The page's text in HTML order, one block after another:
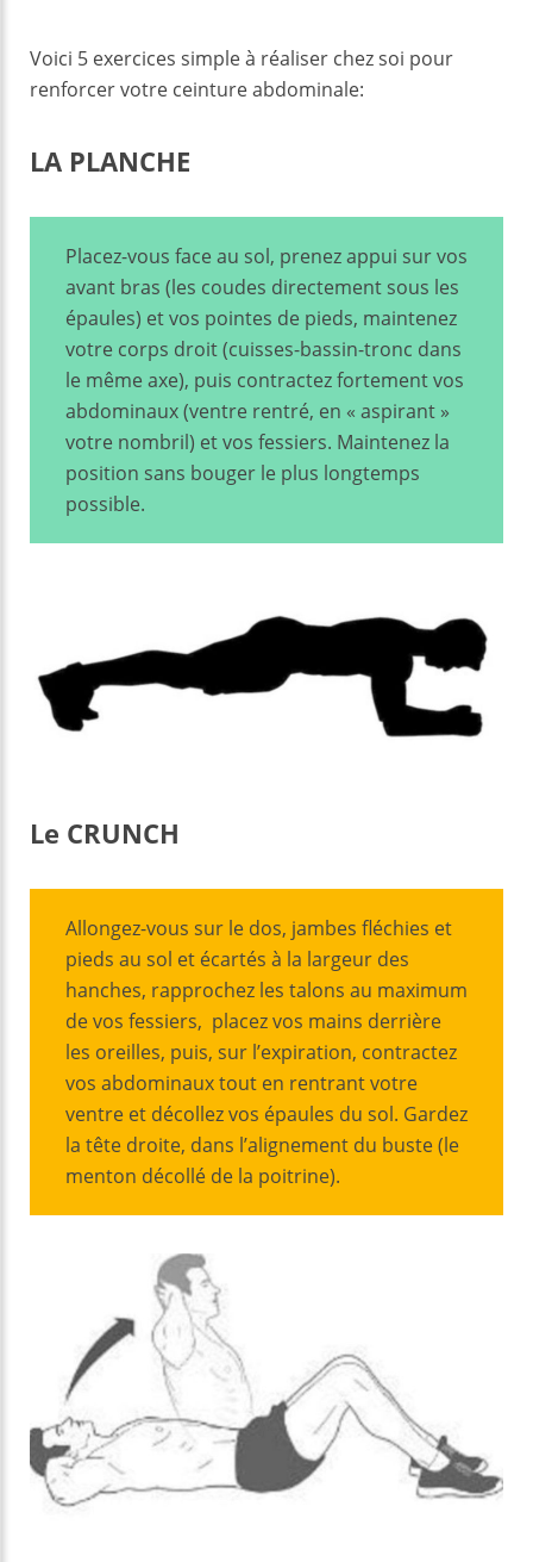
Voici 5 exercices simple à réaliser chez soi pour
renforcer votre ceinture abdominale:
LA PLANCHE
Placez-vous face au sol, prenez appui sur vos
avant bras (les coudes directement sous les
épaules) et vos pointes de pieds, maintenez
votre corps droit (cuisses-bassin-tronc dans
le même axe), puis contractez fortement vos
abdominaux (ventre rentré, en « aspirant »
votre nombril) et vos fessiers. Maintenez la
position sans bouger le plus longtemps
possible.
Le CRUNCH
Allongez-vous sur le dos, jambes fléchies et
pieds au sol et écartés à la largeur des
hanches, rapprochez les talons au maximum
de vos fessiers, placez vos mains derrière
les oreilles, puis, sur l’expiration, contractez
vos abdominaux tout en rentrant votre
ventre et décollez vos épaules du sol. Gardez
la tête droite, dans l’alignement du buste (le
menton décollé de la poitrine).